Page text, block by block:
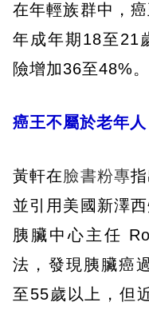
在年輕族群中，
年成年期18至21
險增加36至48%。
癌王不屬於老年
黃軒在臉書粉專
並引用美國新澤
胰臟中心主任
法，發現胰臟癌
至55歲以上，但